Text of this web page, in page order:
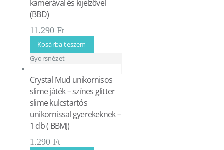
kamerával és kijelzővel
(BBD)
11.290 Ft
Kosárba teszem
Gyorsnézet
Crystal Mud unikornisos
slime játék – színes glitter
slime kulcstartós
unikornissal gyerekeknek –
1 db ( BBMJ)
1.290 Ft